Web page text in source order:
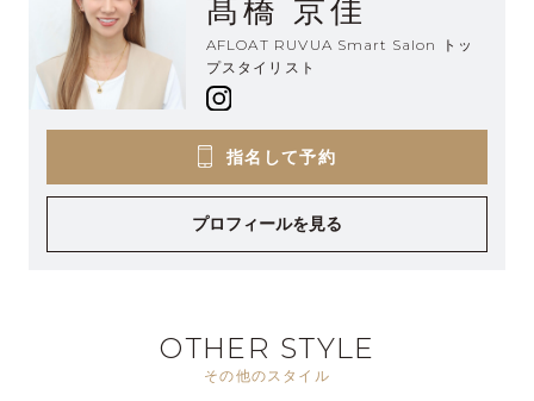
髙橋 京佳
AFLOAT RUVUA Smart Salon トッ
プスタイリスト
指名して予約
プロフィールを見る
OTHER STYLE
その他のスタイル